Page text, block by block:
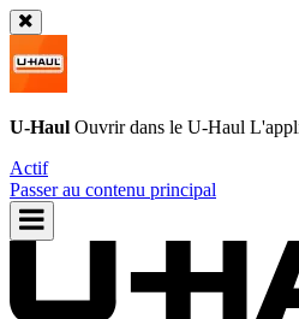
U-Haul Ouvrir dans le U-Haul
Actif
Passer au contenu principal